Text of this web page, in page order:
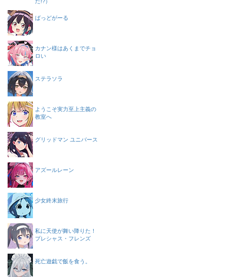
ばっどがーる
カナン様はあくまでチョ
ロい
ステラソラ
ようこそ実力至上主義の
教室へ
グリッドマン ユニバース
アズールレーン
少女終末旅行
私に天使が舞い降りた！
プレシャス・フレンズ
死亡遊戯で飯を食う。